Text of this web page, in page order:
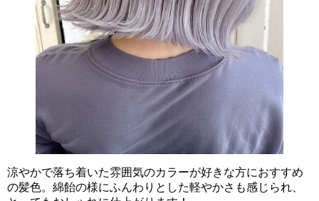
涼やかで落ち着いた雰囲気のカラーが好きな方におすすめ
の髪色。綿飴の様にふんわりとした軽やかさも感じられ、